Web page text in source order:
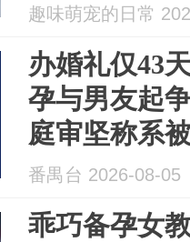
趣味萌宠的日常
办婚礼仅43
孕与男友起
庭审坚称系
卫，法院判
害后其仍主
番禺台 2026-08-05
乖巧备孕女